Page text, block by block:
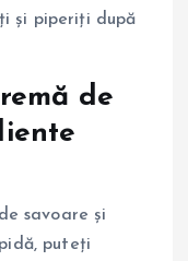
și piperiți după
de
savoare și
puteți